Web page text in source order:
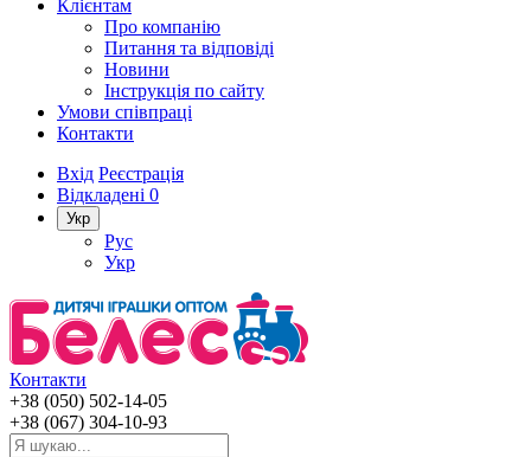
Клієнтам
Про компанію
Питання та відповіді
Новини
Інструкція по сайту
Умови співпраці
Контакти
Вхід Реєстрація
Відкладені 0
Укр
Рус
Укр
Контакти
+38 (050) 502-14-05
+38 (067) 304-10-93